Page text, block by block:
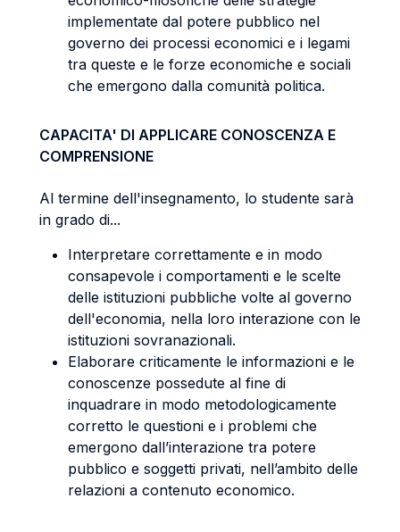
implementate dal potere pubblico nel
governo dei processi economici e i legami
tra queste e le forze economiche e sociali
che emergono dalla comunità politica.
CAPACITA' DI APPLICARE CONOSCENZA E
COMPRENSIONE
Al termine dell'insegnamento, lo studente sarà
in grado di...
Interpretare correttamente e in modo
consapevole i comportamenti e le scelte
delle istituzioni pubbliche volte al governo
dell'economia, nella loro interazione con le
istituzioni sovranazionali.
Elaborare criticamente le informazioni e le
conoscenze possedute al fine di
inquadrare in modo metodologicamente
corretto le questioni e i problemi che
emergono dall’interazione tra potere
pubblico e soggetti privati, nell’ambito delle
relazioni a contenuto economico.